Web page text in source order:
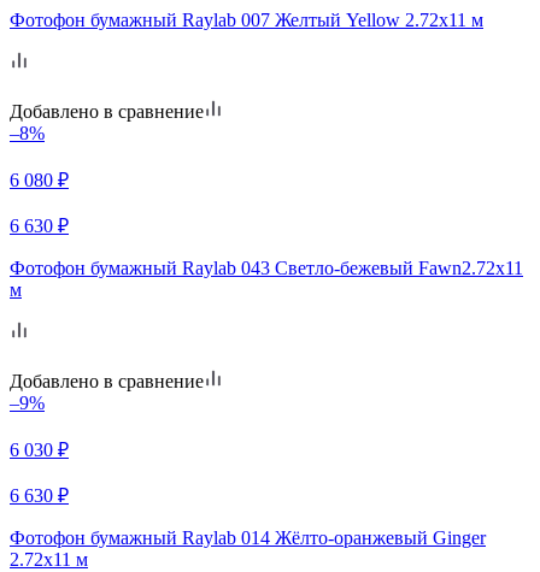
Фотофон бумажный Raylab 007 Желтый Yellow 2.72x11 м
Добавлено в сравнение
–8%
6 080 ₽
6 630 ₽
Фотофон бумажный Raylab 043 Светло-бежевый Fawn2.72x11
м
Добавлено в сравнение
–9%
6 030 ₽
6 630 ₽
Фотофон бумажный Raylab 014 Жёлто-оранжевый Ginger
2.72x11 м